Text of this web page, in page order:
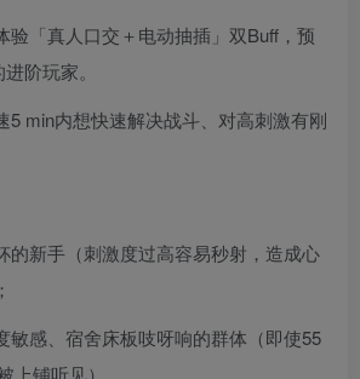
「真人口交＋电动抽插」双Buff，预
阶玩家。
min内想快速解决战斗、对高刺激有刚
的新手（刺激度过高容易秒射，造成心
敏感、宿舍床板吱呀响的群体（即使55
上铺听见）。